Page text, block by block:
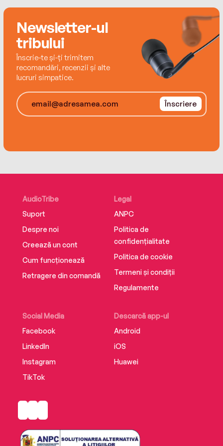
Times bestselling author of We Were Never
Here
Newsletter-ul
tribului
Înscrie-te și-ți trimitem
recomandări, recenzii și alte
lucruri simpatice.
Înscriere
AudioTribe
Suport
Despre noi
Creează un cont
Cum funcționează
Retragere din comandă
Social Media
Facebook
LinkedIn
Instagram
TikTok
Descarcă app-ul
Android
iOS
Huawei
Legal
ANPC
Politica de
confidențialitate
Politica de cookie
Termeni și condiții
Regulamente